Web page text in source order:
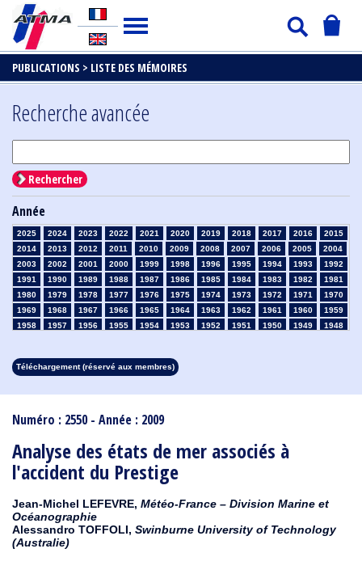
PUBLICATIONS > LISTE DES MÉMOIRES
Numéro : 2550 - Année : 2009
Analyse des états de mer associés à
l'accident du Prestige
Jean-Michel LEFEVRE, Météo-France – Division Marine et
Océanographie
Alessandro TOFFOLI, Swinburne University of Technology
(Australie)
Recherche avancée
Rechercher
Année
2025 2024 2023 2022 2021 2020 2019 2018 2017 2016
2015
2014
2013 2012 2011 2010 2009 2008 2007 2006 2005
2004
2003
2002 2001 2000 1999 1998 1996 1995 1994 1993
1992
1991
1990 1989 1988 1987 1986 1985 1984 1983 1982
1981
1980
1979 1978 1977 1976 1975 1974 1973 1972 1971
1970
1969
1968 1967 1966 1965 1964 1963 1962 1961 1960
1959
1958
1957 1956 1955 1954 1953 1952 1951 1950 1949
1948
1913
1912 1911 1910 1909 1908
Téléchargement (réservé aux membres)